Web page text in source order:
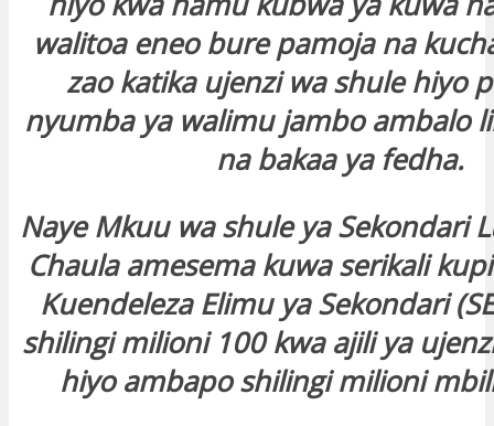
walitoa eneo bure pamoja na
zao katika ujenzi wa shule hiyo
nyumba ya walimu jambo ambalo
na bakaa ya fedha.
Naye Mkuu wa shule ya Sekondari
Chaula amesema kuwa serikali
Kuendeleza Elimu ya Sekondari
shilingi milioni 100 kwa ajili ya
hiyo ambapo shilingi milioni